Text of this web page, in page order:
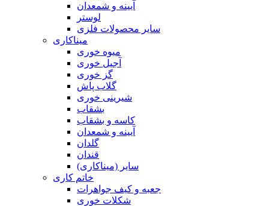
آیینه و شمعدان
لوستر
سایر محصولات فلزی
میناکاری
میوه خوری
آجیل خوری
گز خوری
گلاب پاش
شیرینی خوری
بشقاب
کاسه و بشقاب
آیینه و شمعدان
گلدان
قندان
سایر (میناکاری)
خاتم کاری
جعبه و کیف جواهرات
شکلات خوری